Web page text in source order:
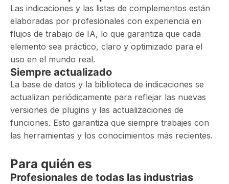
Las indicaciones y las listas de complementos están
elaboradas por profesionales con experiencia en
flujos de trabajo de IA, lo que garantiza que cada
elemento sea práctico, claro y optimizado para el
uso en el mundo real.
Siempre actualizado
La base de datos y la biblioteca de indicaciones se
actualizan periódicamente para reflejar las nuevas
versiones de plugins y las actualizaciones de
funciones. Esto garantiza que siempre trabajes con
las herramientas y los conocimientos más recientes.
Para quién es
Profesionales de todas las industrias